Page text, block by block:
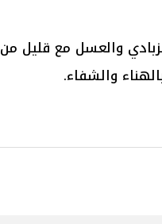
والعسل مع قليل من
والشفاء.